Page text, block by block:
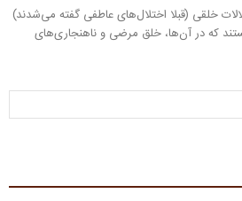
خلقی (قبلا اختلال‌های عاطفی گفته می‌شدند)
که در آن‌ها،‌ خلق مرضی و ناهنجاری‌های